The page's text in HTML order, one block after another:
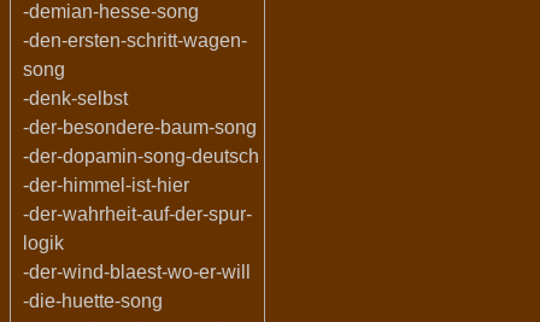
-demian-hesse-song
-den-ersten-schritt-wagen-
song
-denk-selbst
-der-besondere-baum-song
-der-dopamin-song-deutsch
-der-himmel-ist-hier
-der-wahrheit-auf-der-spur-
logik
-der-wind-blaest-wo-er-will
-die-huette-song